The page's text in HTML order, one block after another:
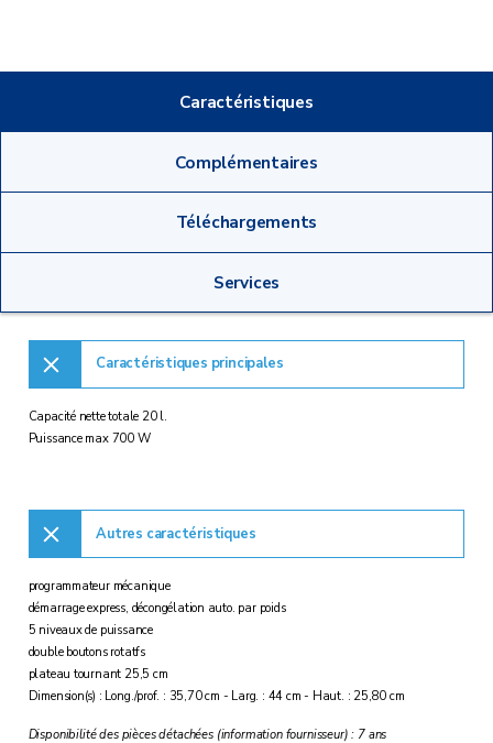
Caractéristiques
Complémentaires
Téléchargements
Services
Caractéristiques principales
Capacité nette totale 20 l.
Puissance max 700 W
Autres caractéristiques
programmateur mécanique
démarrage express, décongélation auto. par poids
5 niveaux de puissance
double boutons rotatfs
plateau tournant 25,5 cm
Dimension(s) : Long./prof. : 35,70 cm - Larg. : 44 cm - Haut. : 25,80 cm
Disponibilité des pièces détachées (information fournisseur) : 7 ans